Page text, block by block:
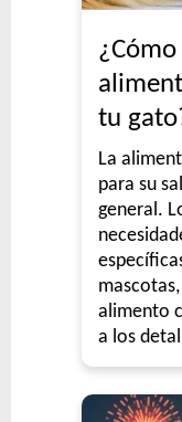
tu
La
para su
general.
alimento
a los